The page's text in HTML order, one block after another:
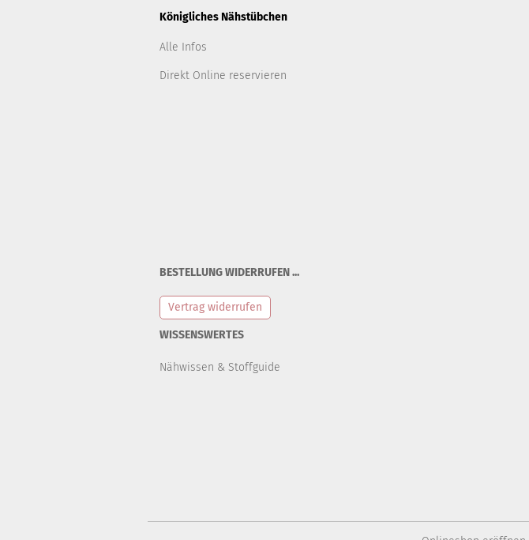
Königliches Nähstübchen
Alle Infos
Direkt Online reservieren
BESTELLUNG WIDERRUFEN ...
Vertrag widerrufen
WISSENSWERTES
Nähwissen & Stoffguide